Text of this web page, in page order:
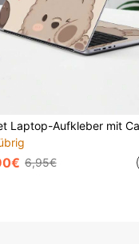
6,95€